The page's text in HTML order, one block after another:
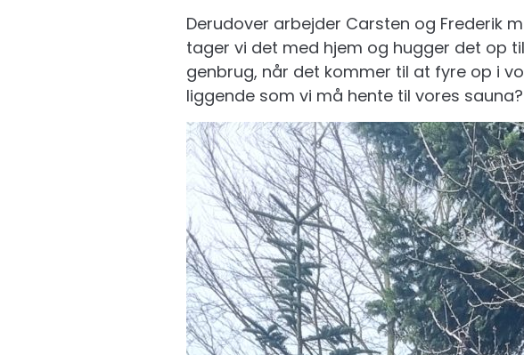
Derudover arbejder Carsten og
tager vi det med hjem og hugger det op
genbrug, når det kommer til at fyre op i
liggende som vi må hente til vores